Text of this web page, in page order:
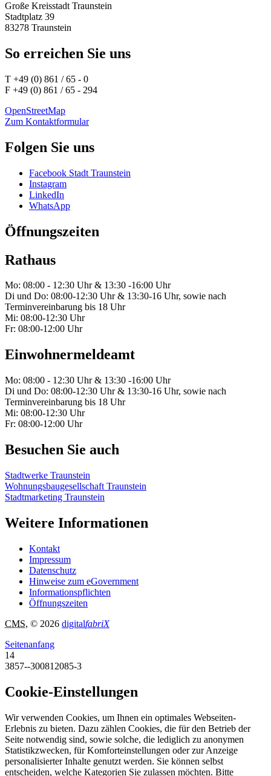
Große Kreisstadt Traunstein
Stadtplatz 39
83278 Traunstein
So erreichen Sie uns
T +49 (0) 861 / 65 - 0
F +49 (0) 861 / 65 - 294
OpenStreetMap
Zum Kontaktformular
Folgen Sie uns
Facebook Stadt Traunstein
Instagram
LinkedIn
WhatsApp
Öffnungszeiten
Rathaus
Mo: 08:00 - 12:30 Uhr & 13:30 -16:00 Uhr
Di und Do: 08:00-12:30 Uhr & 13:30-16 Uhr, sowie nach
Terminvereinbarung bis 18 Uhr
Mi: 08:00-12:30 Uhr
Fr: 08:00-12:00 Uhr
Einwohnermeldeamt
Mo: 08:00 - 12:30 Uhr & 13:30 -16:00 Uhr
Di und Do: 08:00-12:30 Uhr & 13:30-16 Uhr, sowie nach
Terminvereinbarung bis 18 Uhr
Mi: 08:00-12:30 Uhr
Fr: 08:00-12:00 Uhr
Besuchen Sie auch
Stadtwerke Traunstein
Wohnungsbaugesellschaft Traunstein
Stadtmarketing Traunstein
Weitere Informationen
Kontakt
Impressum
Datenschutz
Hinweise zum eGovernment
Informationspflichten
Öffnungszeiten
CMS, © 2026 digitalfabriX
Seitenanfang
14
3857--300812085-3
Cookie-Einstellungen
Wir verwenden Cookies, um Ihnen ein optimales Webseiten-
Erlebnis zu bieten. Dazu zählen Cookies, die für den Betrieb der
Seite notwendig sind, sowie solche, die lediglich zu anonymen
Statistikzwecken, für Komforteinstellungen oder zur Anzeige
personalisierter Inhalte genutzt werden. Sie können selbst
entscheiden, welche Kategorien Sie zulassen möchten. Bitte